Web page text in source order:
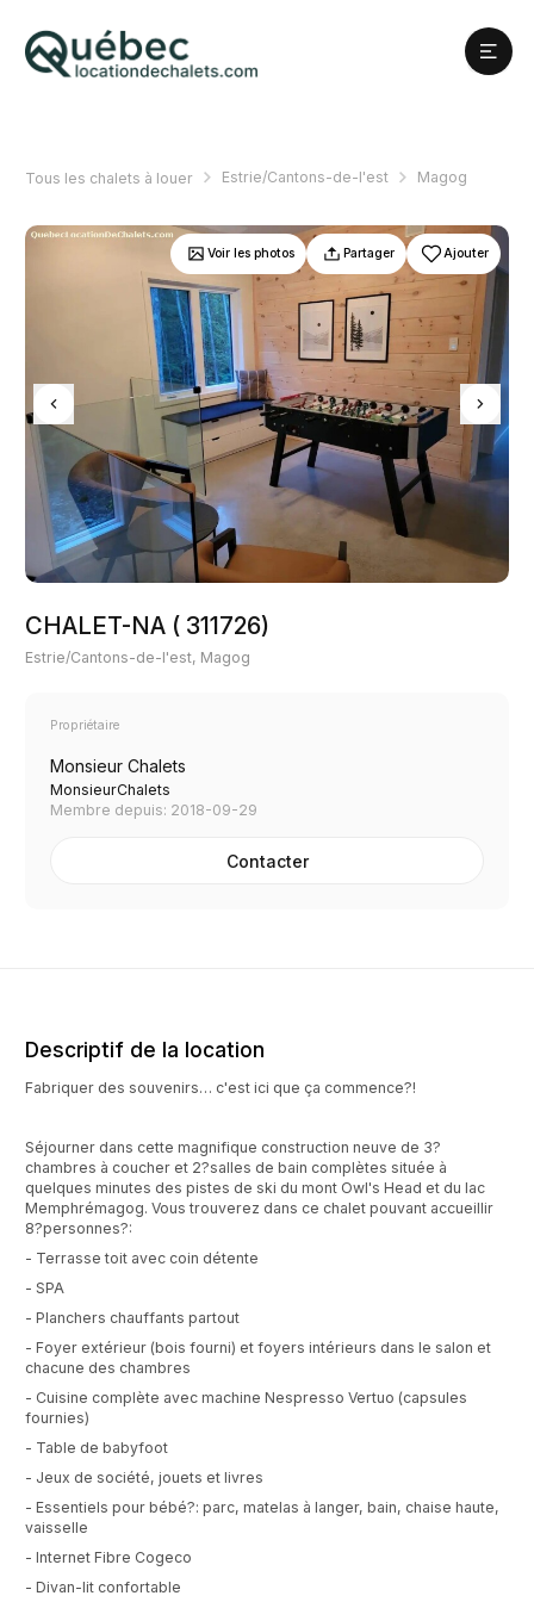
Tous les chalets à louer Estrie/Cantons-de-l'est Magog
CHALET-NA ( 311726)
Estrie/Cantons-de-l'est, Magog
Propriétaire
Monsieur Chalets
MonsieurChalets
Membre depuis: 2018-09-29
Contacter
Voir les photos Partager Ajouter
Descriptif de la location
Fabriquer des souvenirs… c'est ici que ça commence?!
Séjourner dans cette magnifique construction neuve de 3?
chambres à coucher et 2?salles de bain complètes située à
quelques minutes des pistes de ski du mont Owl's Head et du lac
Memphrémagog. Vous trouverez dans ce chalet pouvant accueillir
8?personnes?:
- Terrasse toit avec coin détente
- SPA
- Planchers chauffants partout
- Foyer extérieur (bois fourni) et foyers intérieurs dans le salon et
chacune des chambres
- Cuisine complète avec machine Nespresso Vertuo (capsules
fournies)
- Table de babyfoot
- Jeux de société, jouets et livres
- Essentiels pour bébé?: parc, matelas à langer, bain, chaise haute,
vaisselle
- Internet Fibre Cogeco
- Divan-lit confortable